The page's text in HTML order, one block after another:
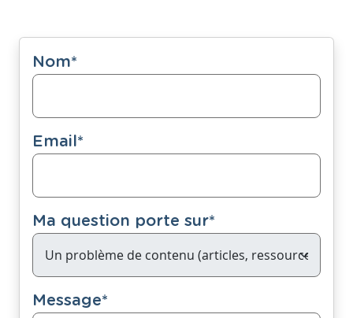
Nom*
Email*
Ma question porte sur*
Message*